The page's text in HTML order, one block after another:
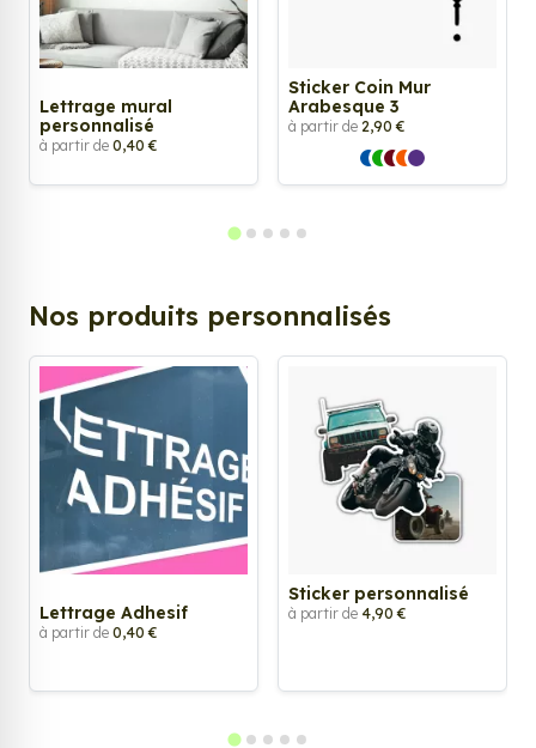
Lettrage mural
personnalisé
à partir de 0,40 €
Sticker Coin Mur
Arabesque 3
à partir de 2,90 €
Nos produits personnalisés
Lettrage Adhesif
à partir de 0,40 €
Sticker personnalisé
à partir de 4,90 €